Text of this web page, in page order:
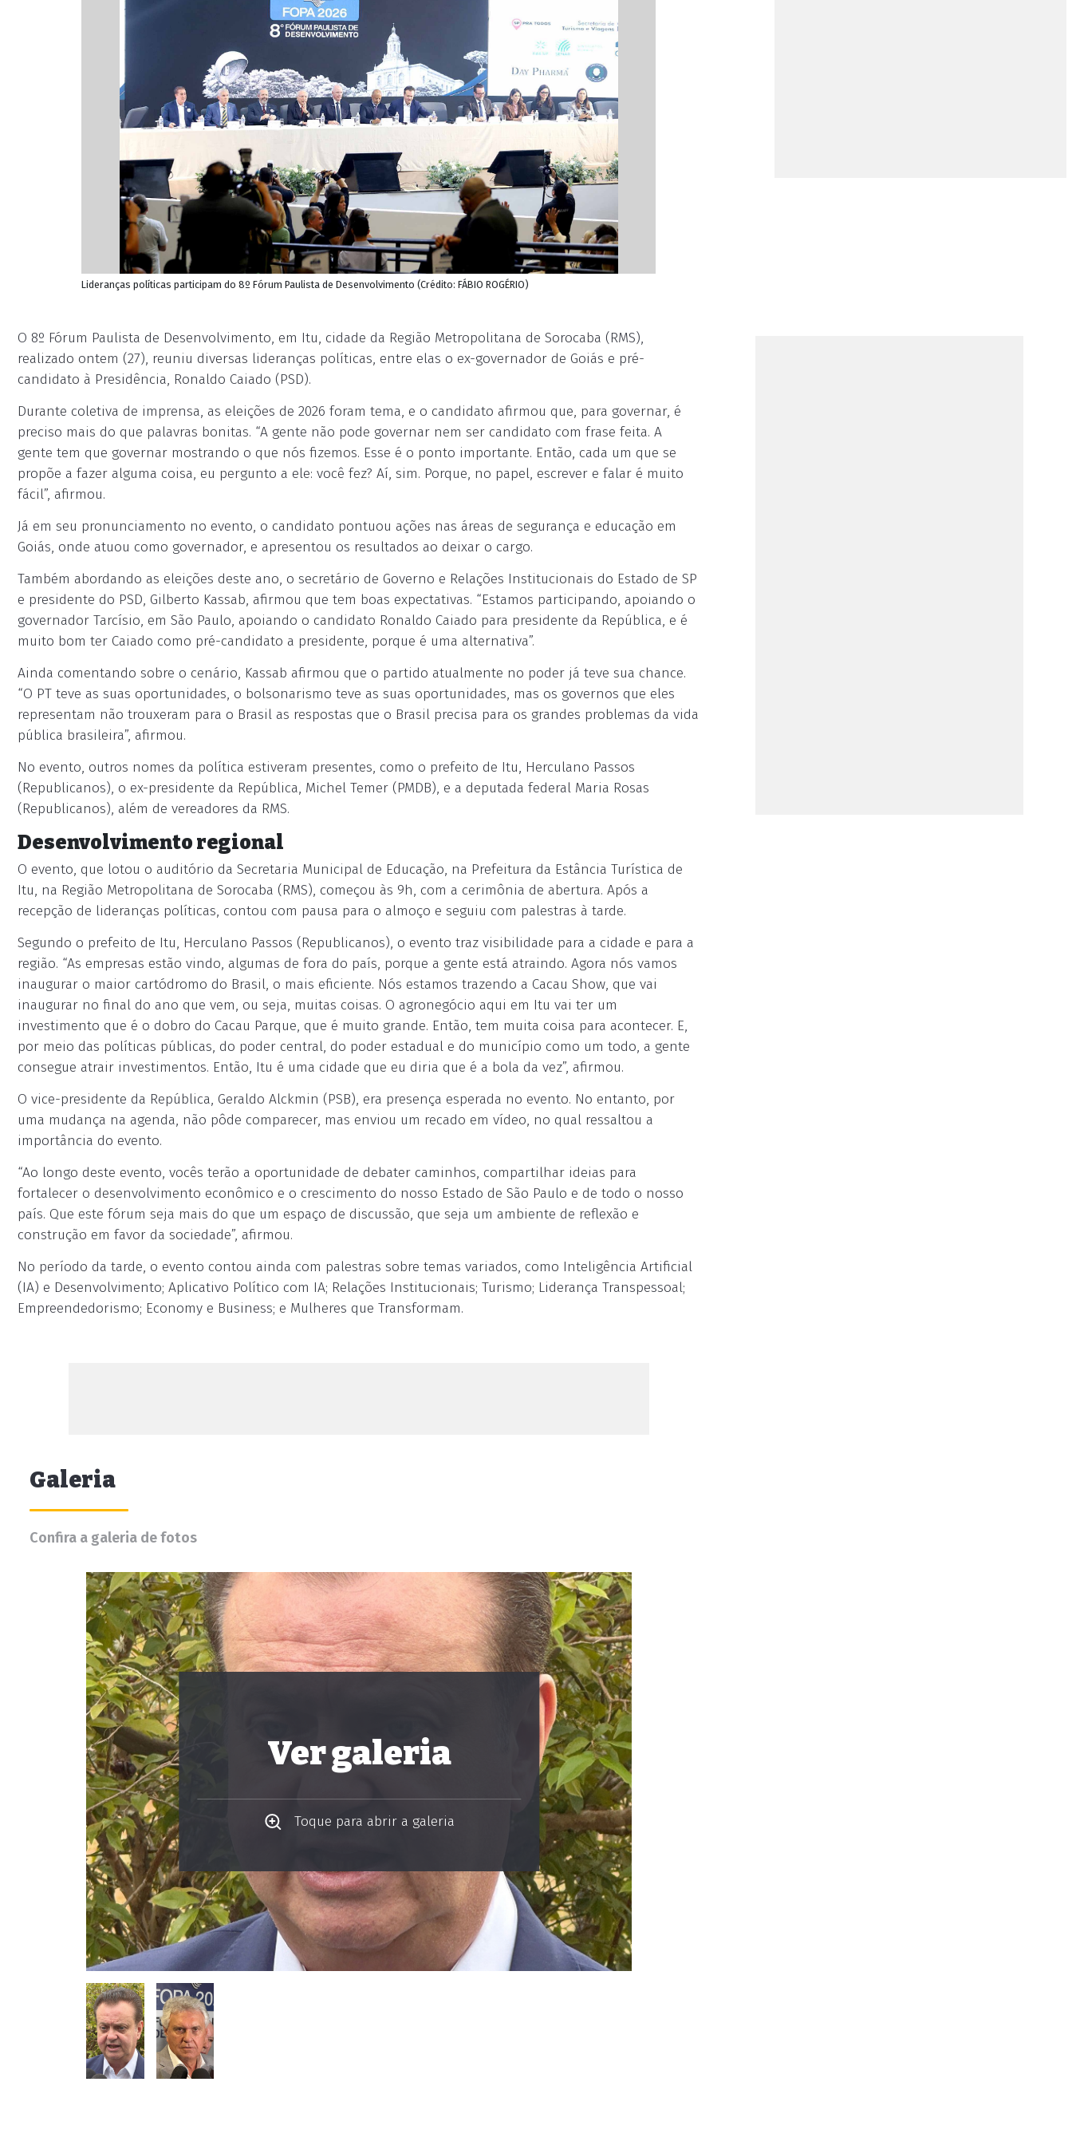
Lideranças políticas participam do 8º Fórum Paulista de Desenvolvimento (Crédito: FÁBIO ROGÉRIO)
O 8º Fórum Paulista de Desenvolvimento, em Itu, cidade da Região Metropolitana de Sorocaba (RMS),
realizado ontem (27), reuniu diversas lideranças políticas, entre elas o ex-governador de Goiás e pré-
candidato à Presidência, Ronaldo Caiado (PSD).
Durante coletiva de imprensa, as eleições de 2026 foram tema, e o candidato afirmou que, para governar, é
preciso mais do que palavras bonitas. “A gente não pode governar nem ser candidato com frase feita. A
gente tem que governar mostrando o que nós fizemos. Esse é o ponto importante. Então, cada um que se
propõe a fazer alguma coisa, eu pergunto a ele: você fez? Aí, sim. Porque, no papel, escrever e falar é muito
fácil”, afirmou.
Já em seu pronunciamento no evento, o candidato pontuou ações nas áreas de segurança e educação em
Goiás, onde atuou como governador, e apresentou os resultados ao deixar o cargo.
Também abordando as eleições deste ano, o secretário de Governo e Relações Institucionais do Estado de SP
e presidente do PSD, Gilberto Kassab, afirmou que tem boas expectativas. “Estamos participando, apoiando o
governador Tarcísio, em São Paulo, apoiando o candidato Ronaldo Caiado para presidente da República, e é
muito bom ter Caiado como pré-candidato a presidente, porque é uma alternativa”.
Ainda comentando sobre o cenário, Kassab afirmou que o partido atualmente no poder já teve sua chance.
“O PT teve as suas oportunidades, o bolsonarismo teve as suas oportunidades, mas os governos que eles
representam não trouxeram para o Brasil as respostas que o Brasil precisa para os grandes problemas da vida
pública brasileira”, afirmou.
No evento, outros nomes da política estiveram presentes, como o prefeito de Itu, Herculano Passos
(Republicanos), o ex-presidente da República, Michel Temer (PMDB), e a deputada federal Maria Rosas
(Republicanos), além de vereadores da RMS.
Desenvolvimento regional
O evento, que lotou o auditório da Secretaria Municipal de Educação, na Prefeitura da Estância Turística de
Itu, na Região Metropolitana de Sorocaba (RMS), começou às 9h, com a cerimônia de abertura. Após a
recepção de lideranças políticas, contou com pausa para o almoço e seguiu com palestras à tarde.
Segundo o prefeito de Itu, Herculano Passos (Republicanos), o evento traz visibilidade para a cidade e para a
região. “As empresas estão vindo, algumas de fora do país, porque a gente está atraindo. Agora nós vamos
inaugurar o maior cartódromo do Brasil, o mais eficiente. Nós estamos trazendo a Cacau Show, que vai
inaugurar no final do ano que vem, ou seja, muitas coisas. O agronegócio aqui em Itu vai ter um
investimento que é o dobro do Cacau Parque, que é muito grande. Então, tem muita coisa para acontecer. E,
por meio das políticas públicas, do poder central, do poder estadual e do município como um todo, a gente
consegue atrair investimentos. Então, Itu é uma cidade que eu diria que é a bola da vez”, afirmou.
O vice-presidente da República, Geraldo Alckmin (PSB), era presença esperada no evento. No entanto, por
uma mudança na agenda, não pôde comparecer, mas enviou um recado em vídeo, no qual ressaltou a
importância do evento.
“Ao longo deste evento, vocês terão a oportunidade de debater caminhos, compartilhar ideias para
fortalecer o desenvolvimento econômico e o crescimento do nosso Estado de São Paulo e de todo o nosso
país. Que este fórum seja mais do que um espaço de discussão, que seja um ambiente de reflexão e
construção em favor da sociedade”, afirmou.
No período da tarde, o evento contou ainda com palestras sobre temas variados, como Inteligência Artificial
(IA) e Desenvolvimento; Aplicativo Político com IA; Relações Institucionais; Turismo; Liderança Transpessoal;
Empreendedorismo; Economy e Business; e Mulheres que Transformam.
Galeria
Confira a galeria de fotos
Ver galeria
Toque para abrir a galeria